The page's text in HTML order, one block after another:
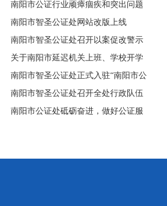
证处主任周光轩发表重要讲话
南阳市公证行业顽瘴痼疾和突出问题
专项整治内容公示
南阳市智圣公证处网站改版上线
南阳市智圣公证处召开以案促改警示
教育大会
关于南阳市延迟机关上班、学校开学
和企业开工时间的通知
南阳市智圣公证处正式入驻“南阳市公
共法律服务中心”
南阳市智圣公证处召开全处行政队伍
教育整顿动员部署会
南阳市公证处砥砺奋进，做好公证服